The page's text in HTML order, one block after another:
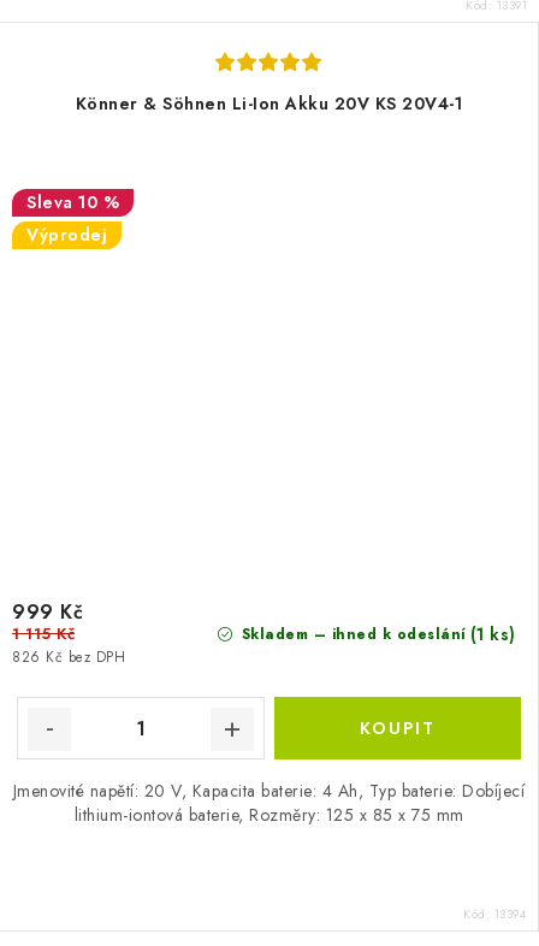
Kód: 13391
Könner & Söhnen Li-Ion Akku 20V KS 20V4-1
10 %
Výprodej
Skladem – ihned k odeslání (1 ks)
826 Kč bez DPH
999 Kč
1 115 Kč
Jmenovité napětí: 20 V, Kapacita baterie: 4 Ah, Typ baterie: Dobíjecí
lithium-iontová baterie, Rozměry: 125 x 85 x 75 mm
Kód: 13394